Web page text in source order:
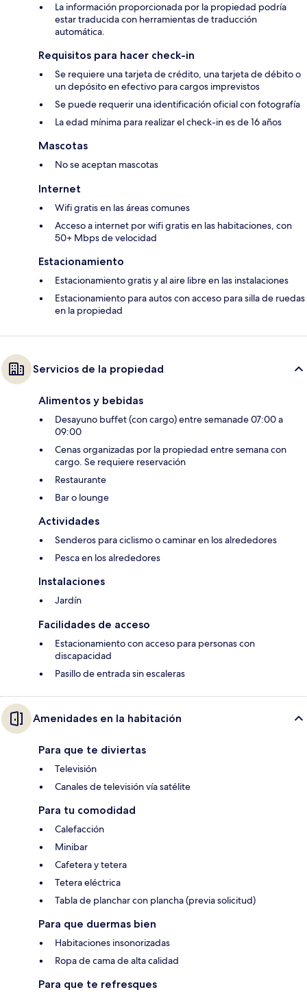
La información proporcionada por la propiedad podría
estar traducida con herramientas de traducción
automática.
Requisitos para hacer check-in
Se requiere una tarjeta de crédito, una tarjeta de débito o
un depósito en efectivo para cargos imprevistos
Se puede requerir una identificación oficial con fotografía
La edad mínima para realizar el check-in es de 16 años
Mascotas
No se aceptan mascotas
Internet
Wifi gratis en las áreas comunes
Acceso a internet por wifi gratis en las habitaciones, con
50+ Mbps de velocidad
Estacionamiento
Estacionamiento gratis y al aire libre en las instalaciones
Estacionamiento para autos con acceso para silla de ruedas
en la propiedad
Servicios de la propiedad
Alimentos y bebidas
Desayuno buffet (con cargo) entre semanade 07:00 a
09:00
Cenas organizadas por la propiedad entre semana con
cargo. Se requiere reservación
Restaurante
Bar o lounge
Actividades
Senderos para ciclismo o caminar en los alrededores
Pesca en los alrededores
Instalaciones
Jardín
Facilidades de acceso
Estacionamiento con acceso para personas con
discapacidad
Pasillo de entrada sin escaleras
Amenidades en la habitación
Para que te diviertas
Televisión
Canales de televisión vía satélite
Para tu comodidad
Calefacción
Minibar
Cafetera y tetera
Tetera eléctrica
Tabla de planchar con plancha (previa solicitud)
Para que duermas bien
Habitaciones insonorizadas
Ropa de cama de alta calidad
Para que te refresques